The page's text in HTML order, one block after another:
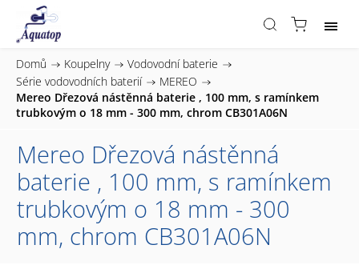
Domů / Koupelny / Vodovodní baterie /
Série vodovodních baterií / MEREO /
Mereo Dřezová nástěnná baterie , 100 mm, s ramínkem
trubkovým o 18 mm - 300 mm, chrom CB301A06N
Mereo Dřezová nástěnná
baterie , 100 mm, s ramínkem
trubkovým o 18 mm - 300
mm, chrom CB301A06N